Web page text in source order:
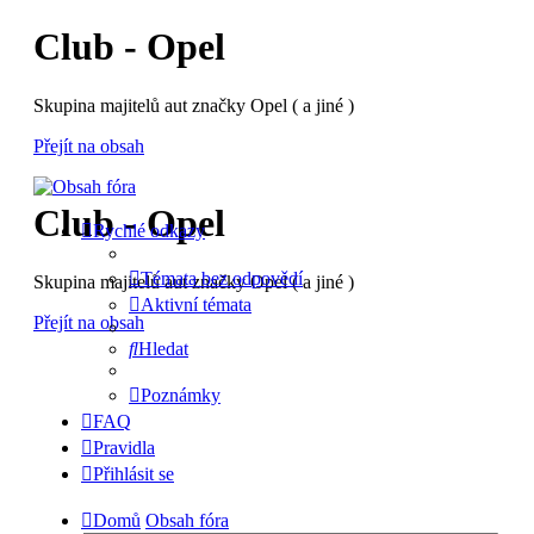
Club - Opel
Skupina majitelů aut značky Opel ( a jiné )
Přejít na obsah
Club - Opel
Skupina majitelů aut značky Opel ( a jiné )
Přejít na obsah
Rychlé odkazy
Témata bez odpovědí
Aktivní témata
Hledat
Poznámky
FAQ
Pravidla
Přihlásit se
Domů Obsah fóra